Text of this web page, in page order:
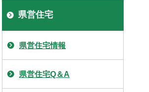
県営住宅
県営住宅情報
県営住宅Q＆A